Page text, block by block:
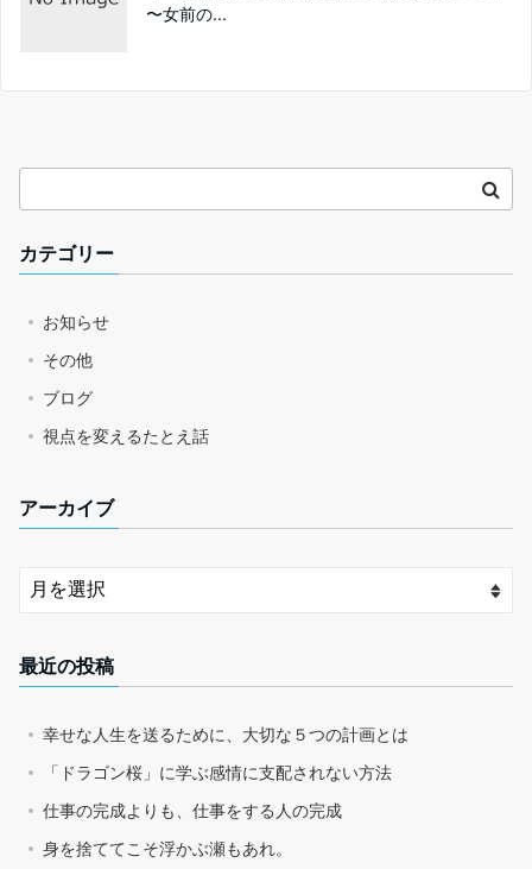
〜女前の...
カテゴリー
お知らせ
その他
ブログ
視点を変えるたとえ話
アーカイブ
最近の投稿
幸せな人生を送るために、大切な５つの計画とは
「ドラゴン桜」に学ぶ感情に支配されない方法
仕事の完成よりも、仕事をする人の完成
身を捨ててこそ浮かぶ瀬もあれ。